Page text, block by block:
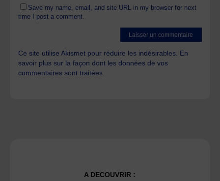
Save my name, email, and site URL in my browser for next
time I post a comment.
Ce site utilise Akismet pour réduire les indésirables. En
savoir plus sur la façon dont les données de vos
commentaires sont traitées
A DECOUVRIR :